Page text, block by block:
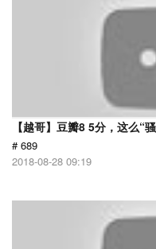
【越哥】豆瓣8 5分，这么“
# 689
2018-08-28 09:19